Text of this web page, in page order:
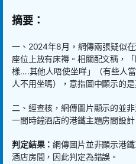
摘要：
一、 2024年8月，網傳兩張疑似
座位上放有床褥。相關配文稱，
樣….其他人唔使坐咩」（有些人
人不用坐嗎），意指圖中顯示的
二、經查核，網傳圖片顯示的並
一間時鐘酒店的港鐵主題房間設計
判定結果：網傳圖片並非顯示港
酒店房間，因此判定為錯誤。